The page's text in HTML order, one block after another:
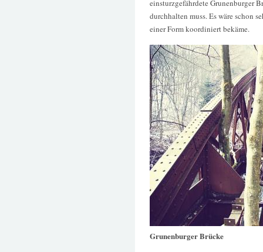
einsturzgefährdete Grunenburger
durchhalten muss. Es wäre schon
einer Form koordiniert bekäme.
Grunenburger Brücke